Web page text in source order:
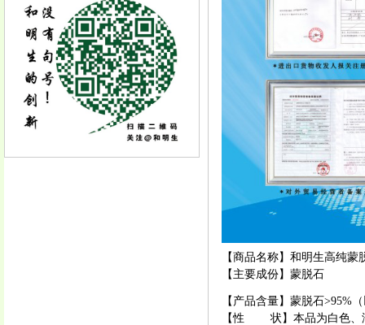
【商品名称】和明生高纯蒙
【主要成份】蒙脱石
【产品含量】蒙脱石>95%
【性 状】本品为白色、